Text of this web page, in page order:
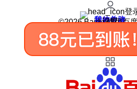
登
我的关注
我的收藏
皮肤中心
用户反馈
设置
©2026 Baidu 使用百